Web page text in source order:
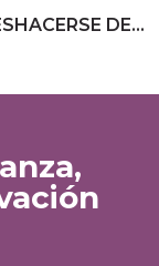
CÓMO DESHACERSE DE LAS BOLSAS DE OJOS: RÁPIDO Y SENCILLO